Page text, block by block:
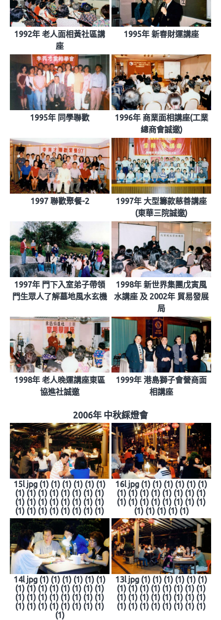
1992年 老人面相黃社區講
座
1995年 新春財運講座
1995年 同學聯歡
1996年 商業面相講座(工業
總商會誠邀)
1997 聯歡聚餐-2
1997年 大型籌款慈善講座
(東華三院誠邀)
1997年 門下入室弟子帶領
門生眾人了解墓地風水玄機
1998年 新世界集團戊寅風
水講座 及 2002年 貿易發展
局
1998年 老人晚運講座東區
協進社誠邀
1999年 港島獅子會營商面
相講座
2006年 中秋綵燈會
15l jpg (1) (1) (1) (1) (1) (1)
(1) (1) (1) (1) (1) (1) (1) (1)
(1) (1) (1) (1) (1) (1) (1) (1)
(1) (1) (1) (1) (1) (1) (1) (1)
16l jpg (1) (1) (1) (1) (1) (1)
(1) (1) (1) (1) (1) (1) (1) (1)
(1) (1) (1) (1) (1) (1) (1) (1)
(1) (1) (1) (1) (1)
14l jpg (1) (1) (1) (1) (1) (1)
(1) (1) (1) (1) (1) (1) (1) (1)
(1) (1) (1) (1) (1) (1) (1) (1)
(1) (1) (1) (1) (1) (1) (1) (1)
(1)
13l jpg (1) (1) (1) (1) (1) (1)
(1) (1) (1) (1) (1) (1) (1) (1)
(1) (1) (1) (1) (1) (1) (1) (1)
(1) (1) (1) (1) (1) (1) (1) (1)